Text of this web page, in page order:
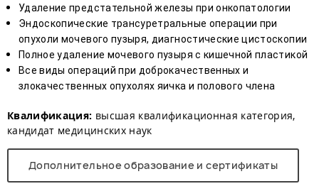
Удаление предстательной железы при онкопатологии
Эндоскопические трансуретральные операции при
опухоли мочевого пузыря, диагностические цистоскопии
Полное удаление мочевого пузыря с кишечной пластикой
Все виды операций при доброкачественных и
злокачественных опухолях яичка и полового члена
Квалификация: высшая квалификационная категория,
кандидат медицинских наук
Дополнительное образование и сертификаты